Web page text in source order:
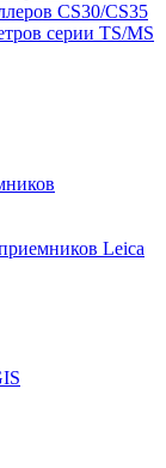
CS30/CS35
серии TS/MS
Leica